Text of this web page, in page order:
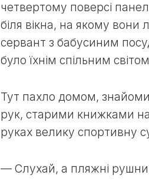
четвертому поверсі
біля вікна, на якому
сервант з бабусиним
було їхнім спільним
Тут пахло домом,
рук, старими книжками
руках велику спортивну
— Слухай, а пляжні